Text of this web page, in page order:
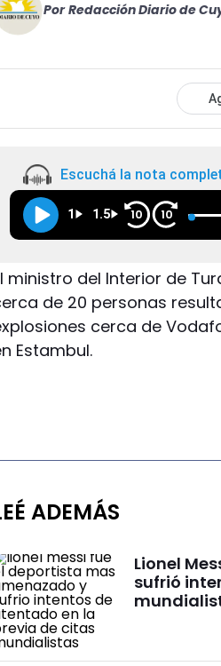
Por Redacción Diario de
Escuchá la nota
1 1.5 10 10
ministro del Interior de
de 20 personas
cerca de
Estambul.
ADEMÁS
Lionel
sufrió